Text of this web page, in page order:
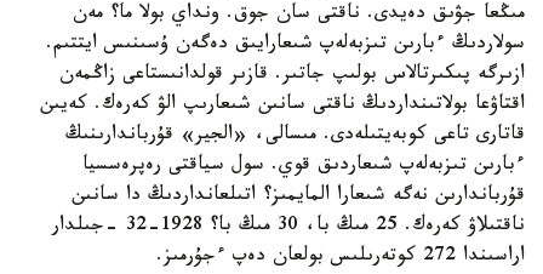
مىڭعا جۋىق دەيدى. ناقتى سان جوق. ونداي بولا ما؟ مەن
سولاردىڭ ءبارىن تىزبەلەپ شىعارايىق دەگەن ۇسىنىس ايتتىم.
ازىرگە پىكىرتالاس بولىپ جاتىر. قازىر قولدانىستاعى زاڭمەن
اقتاۋعا بولاتىنداردىڭ ناقتى سانىن شىعارىپ الۋ كەرەك. كەيىن
قاتارى تاعى كوبەيتىلەدى. مىسالى، «الجير» قۇرباندارىنىڭ
ءبارىن تىزبەلەپ شىعاردىق قوي. سول سياقتى رەپرەسسيا
قۇرباندارىن نەگە شىعارا المايمىز؟ اتىلعانداردىڭ دا سانىن
ناقتىلاۋ كەرەك. 25 مىڭ با، 30 مىڭ با؟ 1928-32 -جىلدار
اراسىندا 272 كوتەرىلىس بولعان دەپ ءجۇرمىز.